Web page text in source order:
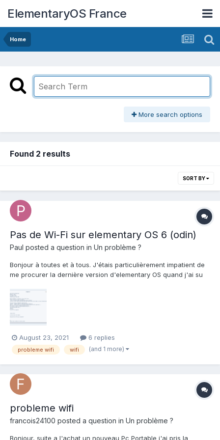
ElementaryOS France
Home
More search options
Found 2 results
SORT BY
Pas de Wi-Fi sur elementary OS 6 (odin)
Paul posted a question in Un problème ?
Bonjour à toutes et à tous. J'étais particulièrement impatient de
me procurer la dernière version d'elementary OS quand j'ai su
à la place de mon ancienne installation d'Elementary OS 5.1.7
(hera) sur mon HP Pavi...
August 23, 2021 6 replies
probleme wifi wifi (and 1 more)
probleme wifi
francois24100 posted a question in Un problème ?
Bonjour, suite a l'achat un nouveau Pc Portable j'ai pris la